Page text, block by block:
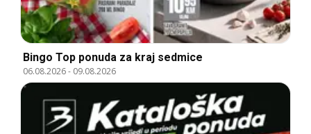
Bingo Top ponuda za kraj sedmice
06.08.2026- 09.08.2026